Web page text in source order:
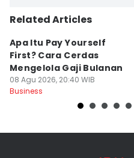
Related Articles
Apa Itu Pay Yourself
First? Cara Cerdas
Mengelola Gaji Bulanan
08 Agu 2026, 20:40 WIB
Business